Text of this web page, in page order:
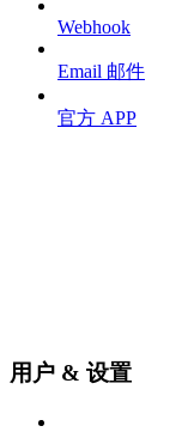
Webhook
Email 邮件
官方 APP
用户 & 设置